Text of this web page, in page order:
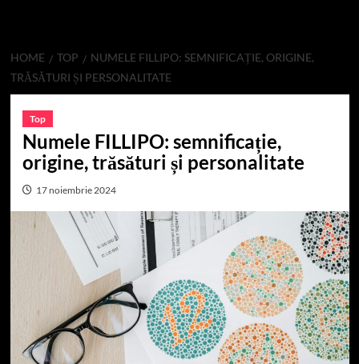
HOME TOP
NUMELE FILLIPO: SEMNIFICAȚIE, ORIGINE,
TRĂSĂTURI ȘI PERSONALITATE
Top
Numele FILLIPO: semnificație,
origine, trăsături și personalitate
17 noiembrie 2024